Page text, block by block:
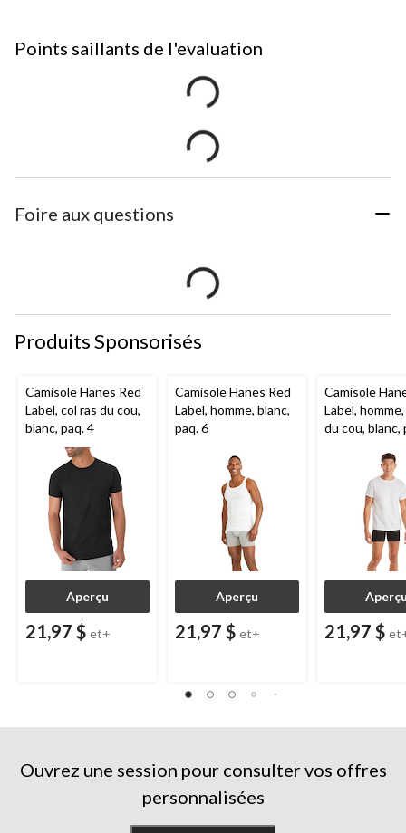
Points saillants de l'evaluation
Foire aux questions
Produits Sponsorisés
Camisole Hanes Red
Label, col ras du cou,
blanc, paq. 4
Aperçu
21,97 $ et+
Camisole Hanes Red
Label, homme, blanc,
paq. 6
Aperçu
21,97 $ et+
Camisole
Label,
du cou, blanc,
21,97 $
Ouvrez une session pour consulter vos offres
personnalisées